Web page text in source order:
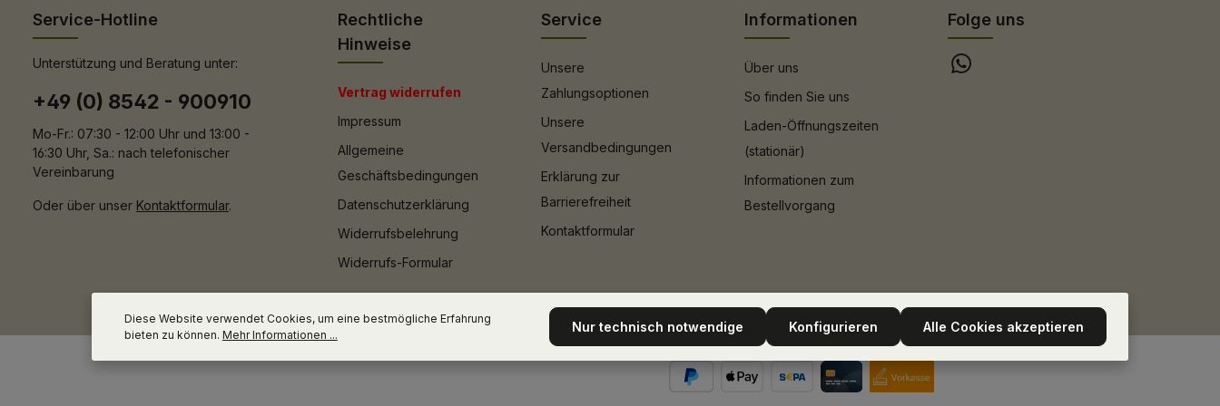
Service-Hotline
Unterstützung und Beratung unter:
+49 (0) 8542 - 900910
Mo-Fr.: 07:30 - 12:00 Uhr und 13:00 -
16:30 Uhr, Sa.: nach telefonischer
Vereinbarung
Oder über unser Kontaktformular.
Rechtliche
Hinweise
Vertrag widerrufen
Impressum
Allgemeine
Geschäftsbedingungen
Datenschutzerklärung
Widerrufsbelehrung
Widerrufs-Formular
Service
Unsere
Zahlungsoptionen
Unsere
Versandbedingungen
Erklärung zur
Barrierefreiheit
Kontaktformular
Informationen
Über uns
So finden Sie uns
Laden-Öffnungszeiten
(stationär)
Informationen zum
Bestellvorgang
Folge uns
Diese Website verwendet Cookies, um eine bestmögliche Erfahrung
bieten zu können. Mehr Informationen ... Nur technisch notwendige Konfigurieren Alle Cookies akzeptieren